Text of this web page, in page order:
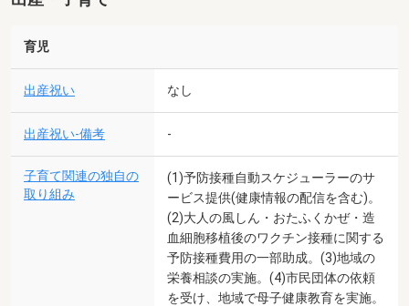
育児
出産祝い なし
出産祝い-備考 -
子育て関連の独自の
取り組み
(1)予防接種自動スケジューラーのサ
ービス提供(健康情報の配信を含む)。
(2)大人の風しん・おたふくかぜ・造
血細胞移植後のワクチン接種に関する
予防接種費用の一部助成。(3)地域の
栄養相談の実施。(4)市民団体の依頼
を受け、地域で母子健康教育を実施。